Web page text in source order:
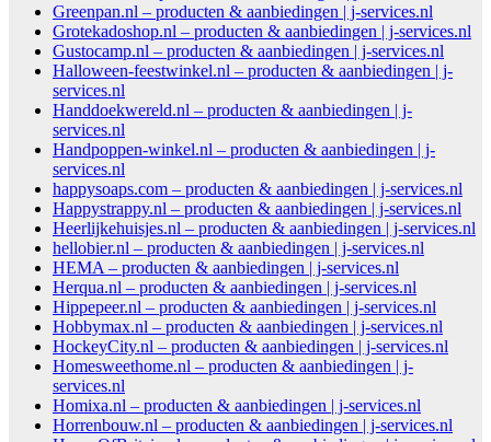
Greenpan.nl – producten & aanbiedingen | j-services.nl
Grotekadoshop.nl – producten & aanbiedingen | j-services.nl
Gustocamp.nl – producten & aanbiedingen | j-services.nl
Halloween-feestwinkel.nl – producten & aanbiedingen | j-
services.nl
Handdoekwereld.nl – producten & aanbiedingen | j-
services.nl
Handpoppen-winkel.nl – producten & aanbiedingen | j-
services.nl
happysoaps.com – producten & aanbiedingen | j-services.nl
Happystrappy.nl – producten & aanbiedingen | j-services.nl
Heerlijkehuisjes.nl – producten & aanbiedingen | j-services.nl
hellobier.nl – producten & aanbiedingen | j-services.nl
HEMA – producten & aanbiedingen | j-services.nl
Herqua.nl – producten & aanbiedingen | j-services.nl
Hippepeer.nl – producten & aanbiedingen | j-services.nl
Hobbymax.nl – producten & aanbiedingen | j-services.nl
HockeyCity.nl – producten & aanbiedingen | j-services.nl
Homesweethome.nl – producten & aanbiedingen | j-
services.nl
Homixa.nl – producten & aanbiedingen | j-services.nl
Horrenbouw.nl – producten & aanbiedingen | j-services.nl